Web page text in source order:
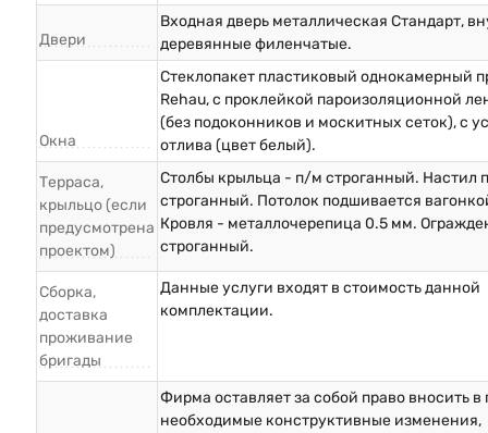
Двери
Входная дверь металлическая Стандарт,
деревянные филенчатые.
Окна
Стеклопакет пластиковый однокамерный
Rehau, с проклейкой пароизоляционной
(без подоконников и москитных сеток), с
отлива (цвет белый).
Терраса,
крыльцо (если
предусмотрена
проектом)
Столбы крыльца - п/м строганный. Настил
строганный. Потолок подшивается
Кровля - металлочерепица 0.5 мм.
строганный.
Сборка,
доставка
проживание
бригады
Данные услуги входят в стоимость данной
комплектации.
Фирма оставляет за собой право вносить в
необходимые конструктивные изменения,